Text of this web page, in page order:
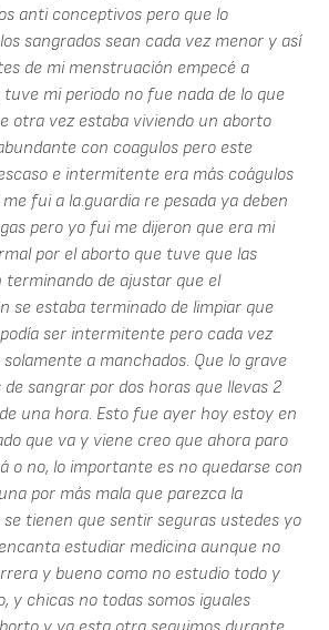
anti conceptivos pero que lo
sangrados sean cada vez menor y así
de mi menstruación empecé a
mi periodo no fue nada de lo que
otra vez estaba viviendo un aborto
con coagulos pero este
e intermitente era más coágulos
fui a la.guardia re pesada ya deben
pero yo fui me dijeron que era mi
por el aborto que tuve que las
terminando de ajustar que el
se estaba terminado de limpiar que
ser intermitente pero cada vez
a manchados. Que lo grave
de sangrar por dos horas que llevas 2
una hora. Esto fue ayer hoy estoy en
que va y viene creo que ahora paro
o no, lo importante es no quedarse con
por más mala que parezca la
tienen que sentir seguras ustedes yo
estudiar medicina aunque no
y bueno como no estudio todo y
y chicas no todas somos iguales